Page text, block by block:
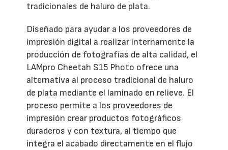
tradicionales de haluro de plata.
Diseñado para ayudar a los proveedores de
impresión digital a realizar internamente la
producción de fotografías de alta calidad, el
LAMpro Cheetah S15 Photo ofrece una
alternativa al proceso tradicional de haluro
de plata mediante el laminado en relieve. El
proceso permite a los proveedores de
impresión crear productos fotográficos
duraderos y con textura, al tiempo que
integra el acabado directamente en el flujo